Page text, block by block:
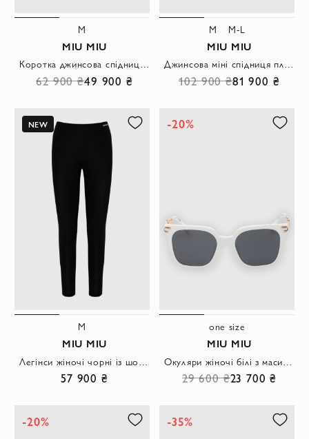
M
MIU MIU
Коротка джинсова спідниця блакитна
62 900 ₴49 900 ₴
M M-L
MIU MIU
Джинсова міні спідниця пліссе синя
102 900 ₴81 900 ₴
NEW
M
MIU MIU
57 900 ₴
-20%
one size
MIU MIU
29 600 ₴23 700 ₴
-20% -35%